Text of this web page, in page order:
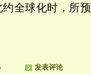
全球化时，所预
发表评论